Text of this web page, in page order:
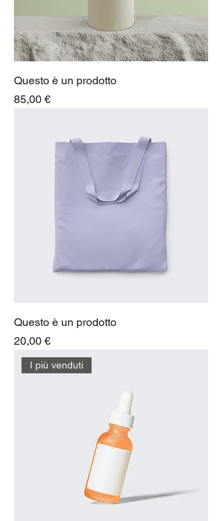
Questo è un prodotto
Prezzo
85,00 €
Questo è un prodotto
Prezzo
20,00 €
I più venduti